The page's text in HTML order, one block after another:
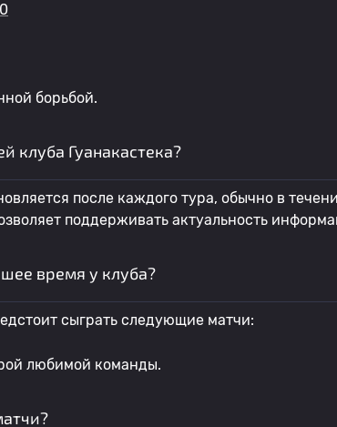
борьбой.
клуба Гуанакастека?
после каждого тура, обычно в
поддерживать актуальность
время у клуба?
сыграть следующие матчи:
любимой команды.